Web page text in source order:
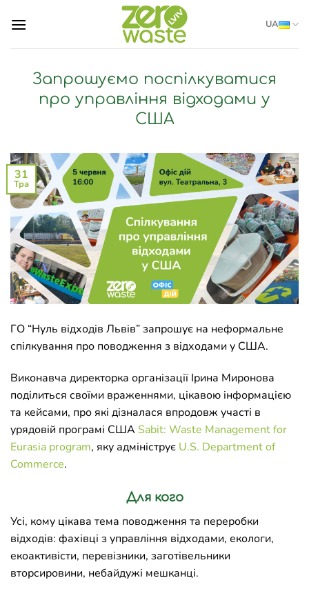
UA
Запрошуємо поспілкуватися
про управління відходами у
США
31
Тра
ГО “Нуль відходів Львів” запрошує на неформальне
спілкування про поводження з відходами у США.
Виконавча директорка організації Ірина Миронова
поділиться своїми враженнями, цікавою інформацією
та кейсами, про які дізналася впродовж участі в
урядовій програмі США Sabit: Waste Management for
Eurasia program, яку адмініструє U.S. Department of
Commerce.
Для кого
Усі, кому цікава тема поводження та переробки
відходів: фахівці з управління відходами, екологи,
екоактивісти, перевізники, заготівельники
вторсировини, небайдужі мешканці.